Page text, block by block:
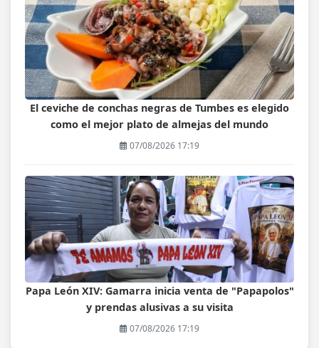
El ceviche de conchas negras de Tumbes es elegido
como el mejor plato de almejas del mundo
07/08/2026 17:19
Papa León XIV: Gamarra inicia venta de "Papapolos"
y prendas alusivas a su visita
07/08/2026 17:19